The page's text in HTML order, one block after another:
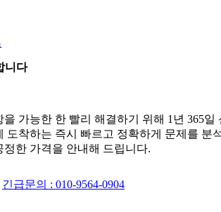
니다
가능한 한 빨리 해결하기 위해 1년 365일
도착하는 즉시 빠르고 정확하게 문제를 분
한 가격을 안내해 드립니다.
긴급문의 : 010-9564-0904